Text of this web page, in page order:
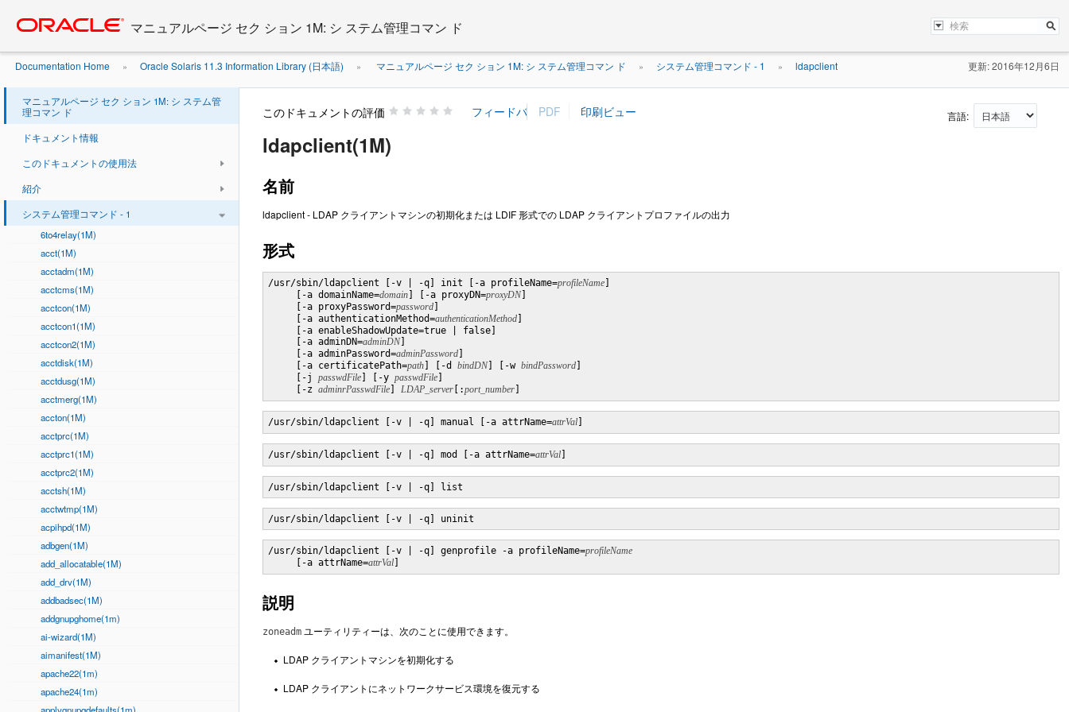
content
マニュアルページ セク ション 1M: シ ステム管理コマン ド
Documentation Home » Oracle Solaris 11.3 Information Library (日本語) » マニュアルページ セク ション 1M: シ ステム管理コマン ド » システム管理コマンド - 1 » ldapclient 更新: 2016年12月6日
マニュアルページ セク ション 1M: シ ステム管
理コマン ド
ドキュメント情報
このドキュメントの使用法
紹介
システム管理コマンド - 1
6to4relay(1M)
acct(1M)
acctadm(1M)
acctcms(1M)
acctcon(1M)
acctcon1(1M)
acctcon2(1M)
acctdisk(1M)
acctdusg(1M)
acctmerg(1M)
accton(1M)
acctprc(1M)
acctprc1(1M)
acctprc2(1M)
acctsh(1M)
acctwtmp(1M)
acpihpd(1M)
adbgen(1M)
add_allocatable(1M)
add_drv(1M)
addbadsec(1M)
addgnupghome(1m)
ai-wizard(1M)
aimanifest(1M)
apache22(1m)
apache24(1m)
このドキュメントの評価 言語:
ldapclient(1M)
名前
ldapclient - LDAP クライアントマシンの初期化または LDIF 形式での LDAP クライアントプロファイルの出力
形式
/usr/sbin/ldapclient [-v | -q] init [-a profileName=profileName
     [-a domainName=
domain ] [-a proxyDN=proxyDN]
     [-a proxyPassword=
password
     [-a authenticationMethod=
authenticationMethod
     [-a enableShadowUpdate=true | false]
     [-a adminDN=
adminDN]
     [-a adminPassword=
adminPassword
     [-a certificatePath=
path ] [-d bindDN] [-w bindPassword
     [-j
passwdFile ] [-y passwdFile
     [-z
adminrPasswdFile LDAP_server [:port_number
/usr/sbin/ldapclient [-v | -q] manual [-a attrName=attrVal
/usr/sbin/ldapclient [-v | -q] mod [-a attrName=attrVal
/usr/sbin/ldapclient [-v | -q] list
/usr/sbin/ldapclient [-v | -q] uninit
/usr/sbin/ldapclient [-v | -q] genprofile -a profileName=profileName
     [-a attrName=
attrVal
説明
zoneadm ユーティリティーは、次のことに使用できます。
LDAP クライアントマシンを初期化する
LDAP クライアントにネットワークサービス環境を復元する